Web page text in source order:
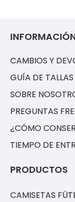
CAMBIOS Y
GUÍA DE TALLAS
SOBRE
PREGUNTAS
¿CÓMO
TIEMPO DE
PRODUCTOS
CAMISETAS